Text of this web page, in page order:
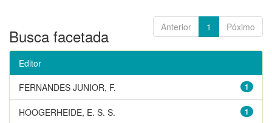
Anterior 1 Póximo
Busca facetada
Editor
1
FERNANDES JUNIOR, F.
1
HOOGERHEIDE, E. S. S.